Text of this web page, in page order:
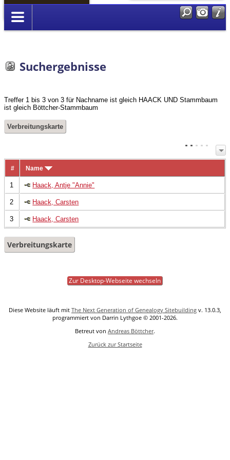
Anmelden
Suchergebnisse
Treffer 1 bis 3 von 3 für Nachname ist gleich HAACK UND Stammbaum
ist gleich Böttcher-Stammbaum
Verbreitungskarte
# Name
1 Haack, Antje "Annie"
2 Haack, Carsten
3 Haack, Carsten
Verbreitungskarte
Zur Desktop-Webseite wechseln
Diese Website läuft mit The Next Generation of Genealogy Sitebuilding v. 13.0.3,
programmiert von Darrin Lythgoe © 2001-2026.
Betreut von Andreas Böttcher.
Zurück zur Startseite